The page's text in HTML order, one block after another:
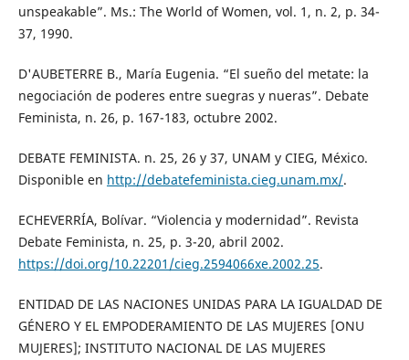
unspeakable”. Ms.: The World of Women, vol. 1, n. 2, p. 34-
37, 1990.
D'AUBETERRE B., María Eugenia. “El sueño del metate: la
negociación de poderes entre suegras y nueras”. Debate
Feminista, n. 26, p. 167-183, octubre 2002.
DEBATE FEMINISTA. n. 25, 26 y 37, UNAM y CIEG, México.
Disponible en http://debatefeminista.cieg.unam.mx/.
ECHEVERRÍA, Bolívar. “Violencia y modernidad”. Revista
Debate Feminista, n. 25, p. 3-20, abril 2002.
https://doi.org/10.22201/cieg.2594066xe.2002.25.
ENTIDAD DE LAS NACIONES UNIDAS PARA LA IGUALDAD DE
GÉNERO Y EL EMPODERAMIENTO DE LAS MUJERES [ONU
MUJERES]; INSTITUTO NACIONAL DE LAS MUJERES